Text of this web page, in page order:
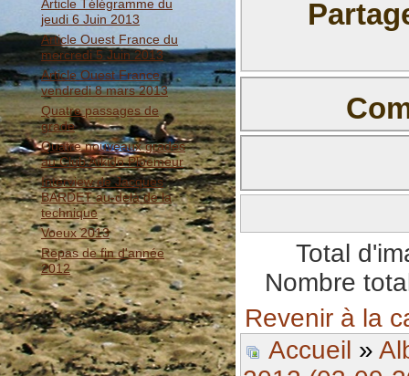
Article Télégramme du
jeudi 6 Juin 2013
Article Ouest France du
mercredi 5 Juin 2013
Article Ouest France
vendredi 8 mars 2013
Quatre passages de
grade
Quatre nouveaux gradés
au Club Aïkido Ploemeur
Interview de Jacques
BARDET au-delà de la
technique
Voeux 2013
Repas de fin d'année
2012
Il n'y a pas
Total
Nombre
Revenir à la
Accueil »